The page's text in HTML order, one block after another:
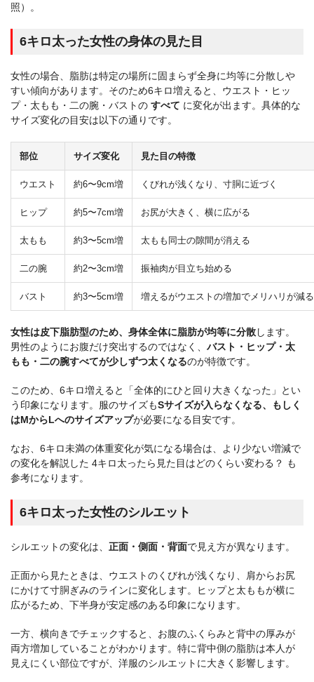
照）。
6キロ太った女性の身体の見た目
女性の場合、脂肪は特定の場所に固まらず全身に均等に分散しや
すい傾向があります。そのため6キロ増えると、ウエスト・ヒッ
プ・太もも・二の腕・バストの すべて に変化が出ます。具体的な
サイズ変化の目安は以下の通りです。
部位 サイズ変化 見た目の特徴
ウエスト 約6〜9cm増 くびれが浅くなり、寸胴に近づく
ヒップ 約5〜7cm増 お尻が大きく、横に広がる
太もも 約3〜5cm増 太もも同士の隙間が消える
二の腕 約2〜3cm増 振袖肉が目立ち始める
バスト 約3〜5cm増 増えるがウエストの増加でメリハリが減る
女性は皮下脂肪型のため、身体全体に脂肪が均等に分散します。
男性のようにお腹だけ突出するのではなく、 バスト・ヒップ・太
もも・二の腕すべてが少しずつ太くなるのが特徴です。
このため、6キロ増えると「全体的にひと回り大きくなった」とい
う印象になります。服のサイズもSサイズが入らなくなる、もしく
はMからLへのサイズアップが必要になる目安です。
なお、6キロ未満の体重変化が気になる場合は、より少ない増減で
の変化を解説した 4キロ太ったら見た目はどのくらい変わる？ も
参考になります。
6キロ太った女性のシルエット
シルエットの変化は、 正面・側面・背面で見え方が異なります。
正面から見たときは、ウエストのくびれが浅くなり、肩からお尻
にかけて寸胴ぎみのラインに変化します。ヒップと太ももが横に
広がるため、下半身が安定感のある印象になります。
一方、横向きでチェックすると、お腹のふくらみと背中の厚みが
両方増加していることがわかります。特に背中側の脂肪は本人が
見えにくい部位ですが、洋服のシルエットに大きく影響します。